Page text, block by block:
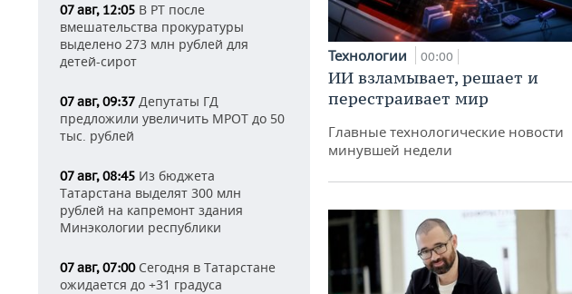
07 авг, 12:05 В РТ после
вмешательства прокуратуры
выделено 273 млн рублей для
детей-сирот
07 авг, 09:37 Депутаты ГД
предложили увеличить МРОТ до 50
тыс. рублей
07 авг, 08:45 Из бюджета
Татарстана выделят 300 млн
рублей на капремонт здания
Минэкологии республики
07 авг, 07:00Сегодня в Татарстане
ожидается до +31 градуса
Технологии 00:00
ИИ взламывает, решает и
перестраивает мир
Главные технологические новости
минувшей недели